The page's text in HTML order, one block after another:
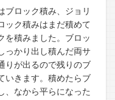
ブロック積み、ジョリ
ック積みはまだ積めて
を積みました。ブロッ
っかり出し積んだ両サ
りが出るので残りのブ
いきます。積めたらブ
、なから平らになった